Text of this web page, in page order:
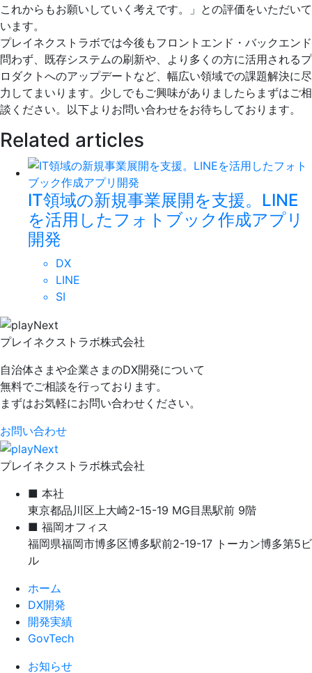
これからもお願いしていく考えです。」との評価をいただいて
います。
プレイネクストラボでは今後もフロントエンド・バックエンド
問わず、既存システムの刷新や、より多くの方に活用されるプ
ロダクトへのアップデートなど、幅広い領域での課題解決に尽
力してまいります。少しでもご興味がありましたらまずはご相
談ください。以下よりお問い合わせをお待ちしております。
Related articles
IT領域の新規事業展開を支援。LINE
を活用したフォトブック作成アプリ
開発
DX
LINE
SI
プレイネクストラボ株式会社
自治体さまや企業さまのDX開発について
無料でご相談を行っております。
まずはお気軽にお問い合わせください。
お問い合わせ
プレイネクストラボ株式会社
■ 本社
東京都品川区上大崎2-15-19 MG目黒駅前 9階
■ 福岡オフィス
福岡県福岡市博多区博多駅前2-19-17 トーカン博多第5ビ
ル
ホーム
DX開発
開発実績
GovTech
お知らせ